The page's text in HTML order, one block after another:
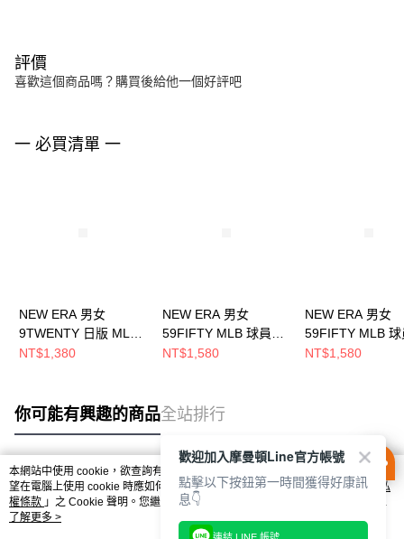
評價
喜歡這個商品嗎？購買後給他一個好評吧
一 必買清單 一
NEW ERA 男女
9TWENTY 日版 MLB
BATTERMAN 聖地牙
NT$1,380
NEW ERA 男女
59FIFTY MLB 球員帽
勇士 NE70361058
NT$1,580
NEW ERA 男女
59FIFTY MLB 球
巨人 黑/ 橘
NT$1,580
你可能有興趣的商品全站排行
熱門標籤
本網站中使用 cookie，欲查詢有關本網站使用 cookie 方式之詳情，及若您不希
望在電腦上使用 cookie 時應如何變更電腦的 cookie 設定，請參閱本網站「
隱私
權條款 」之 Cookie 聲明。您繼續使用本網站即表示您同意本公司得按本網站使
用條款之 Cookie 聲明使用 cookie。
了解更多 >
歡迎加入摩曼頓Line官方帳號
點擊以下按鈕第一時間獲得好康訊
息👇
連結 LINE 帳號